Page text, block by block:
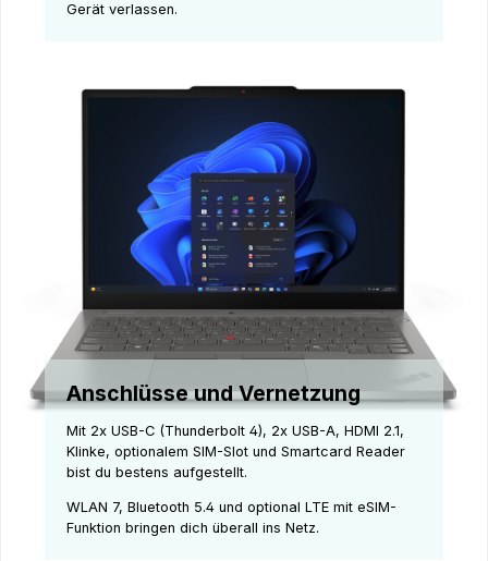
Gerät verlassen.
Anschlüsse und Vernetzung
Mit 2x USB-C (Thunderbolt 4), 2x USB-A, HDMI 2.1,
Klinke, optionalem SIM-Slot und Smartcard Reader
bist du bestens aufgestellt.
WLAN 7, Bluetooth 5.4 und optional LTE mit eSIM-
Funktion bringen dich überall ins Netz.